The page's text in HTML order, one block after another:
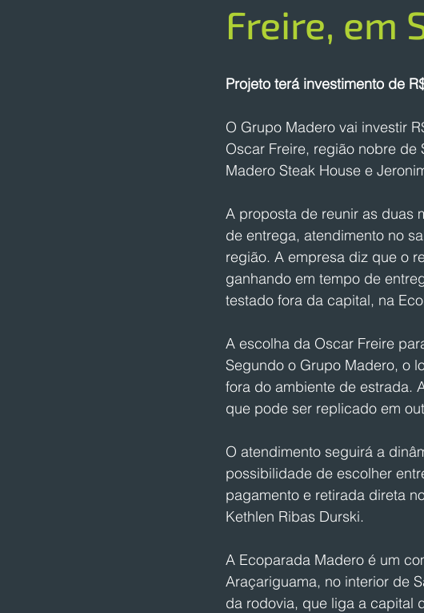
Freire, em
Projeto terá investimento de
O Grupo Madero vai investir
Oscar Freire, região nobre
Madero Steak House e
A proposta de reunir as duas
de entrega, atendimento no
região. A empresa diz que o
ganhando em tempo de
testado fora da capital, na
A escolha da Oscar Freire
Segundo o Grupo Madero, o
fora do ambiente de estrada.
que pode ser replicado em
O atendimento seguirá a
possibilidade de escolher
pagamento e retirada direta
Kethlen Ribas Durski.
A Ecoparada Madero é um
Araçariguama, no interior de
da rodovia, que liga a capital